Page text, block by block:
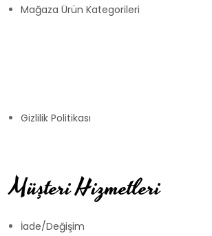
Mağaza Ürün Kategorileri
Gizlilik Politikası
Müşteri Hizmetleri
İade/Değişim